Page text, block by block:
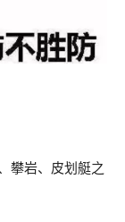
攀岩、皮划艇之